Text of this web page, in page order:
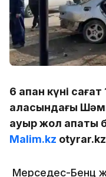
6 ақпан күні
қаласындағы
ауыр жол апаты
Malim.kz
Мерседес-Бенц